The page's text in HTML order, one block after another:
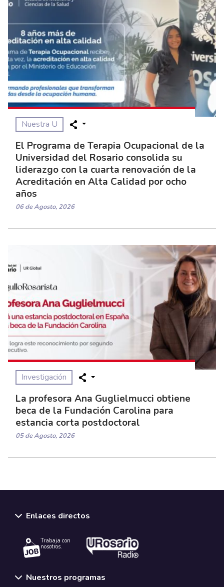
Nuestra U
El Programa de Terapia Ocupacional de la
Universidad del Rosario consolida su
liderazgo con la cuarta renovación de la
Acreditación en Alta Calidad por ocho
años
06 de Agosto, 2026
Investigación
La profesora Ana Guglielmucci obtiene
beca de la Fundación Carolina para
estancia corta postdoctoral
05 de Agosto, 2026
Enlaces directos
Trabaja con
nosotros.
Nuestros programas